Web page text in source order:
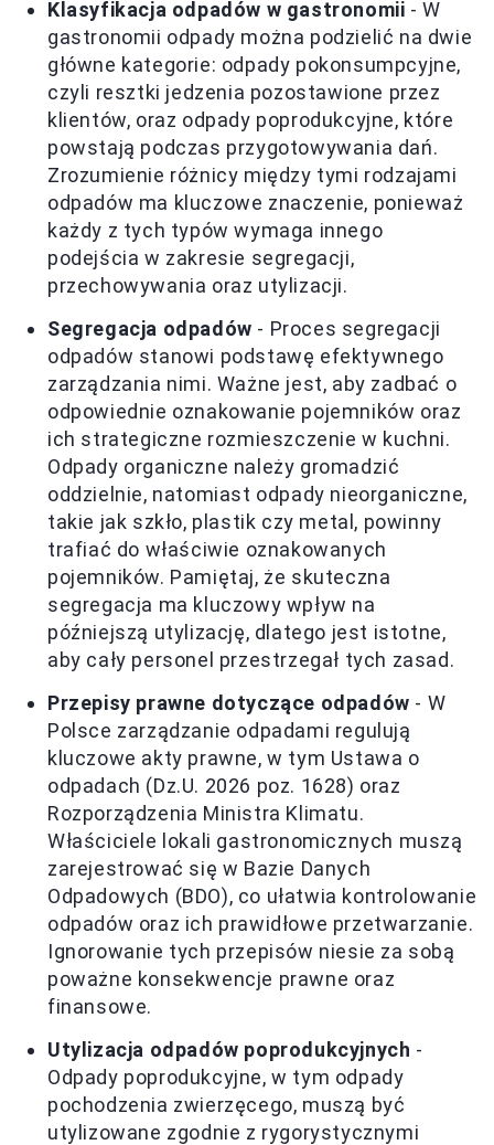
Klasyfikacja odpadów w gastronomii - W
gastronomii odpady można podzielić na dwie
główne kategorie: odpady pokonsumpcyjne,
czyli resztki jedzenia pozostawione przez
klientów, oraz odpady poprodukcyjne, które
powstają podczas przygotowywania dań.
Zrozumienie różnicy między tymi rodzajami
odpadów ma kluczowe znaczenie, ponieważ
każdy z tych typów wymaga innego
podejścia w zakresie segregacji,
przechowywania oraz utylizacji.
Segregacja odpadów - Proces segregacji
odpadów stanowi podstawę efektywnego
zarządzania nimi. Ważne jest, aby zadbać o
odpowiednie oznakowanie pojemników oraz
ich strategiczne rozmieszczenie w kuchni.
Odpady organiczne należy gromadzić
oddzielnie, natomiast odpady nieorganiczne,
takie jak szkło, plastik czy metal, powinny
trafiać do właściwie oznakowanych
pojemników. Pamiętaj, że skuteczna
segregacja ma kluczowy wpływ na
późniejszą utylizację, dlatego jest istotne,
aby cały personel przestrzegał tych zasad.
Przepisy prawne dotyczące odpadów - W
Polsce zarządzanie odpadami regulują
kluczowe akty prawne, w tym Ustawa o
odpadach (Dz.U. 2026 poz. 1628) oraz
Rozporządzenia Ministra Klimatu.
Właściciele lokali gastronomicznych muszą
zarejestrować się w Bazie Danych
Odpadowych (BDO), co ułatwia kontrolowanie
odpadów oraz ich prawidłowe przetwarzanie.
Ignorowanie tych przepisów niesie za sobą
poważne konsekwencje prawne oraz
finansowe.
Utylizacja odpadów poprodukcyjnych -
Odpady poprodukcyjne, w tym odpady
pochodzenia zwierzęcego, muszą być
utylizowane zgodnie z rygorystycznymi